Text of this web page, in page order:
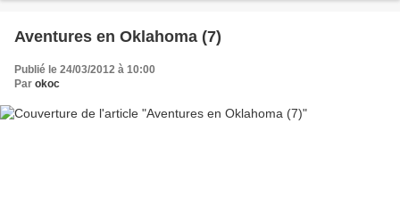
Aventures en Oklahoma (7)
Publié le 24/03/2012 à 10:00
Par okoc